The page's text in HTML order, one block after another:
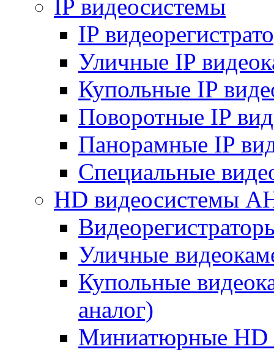
IP видеосистемы
IP
Уличные IP
Купольные IP
Поворотные IP
Панорамные IP
Специальные
HD видеосистемы
Уличные
Купольные
аналог)
Миниатюрные HD